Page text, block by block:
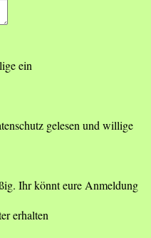
ein
gelesen und willige
Ihr könnt eure Anmeldung
erhalten